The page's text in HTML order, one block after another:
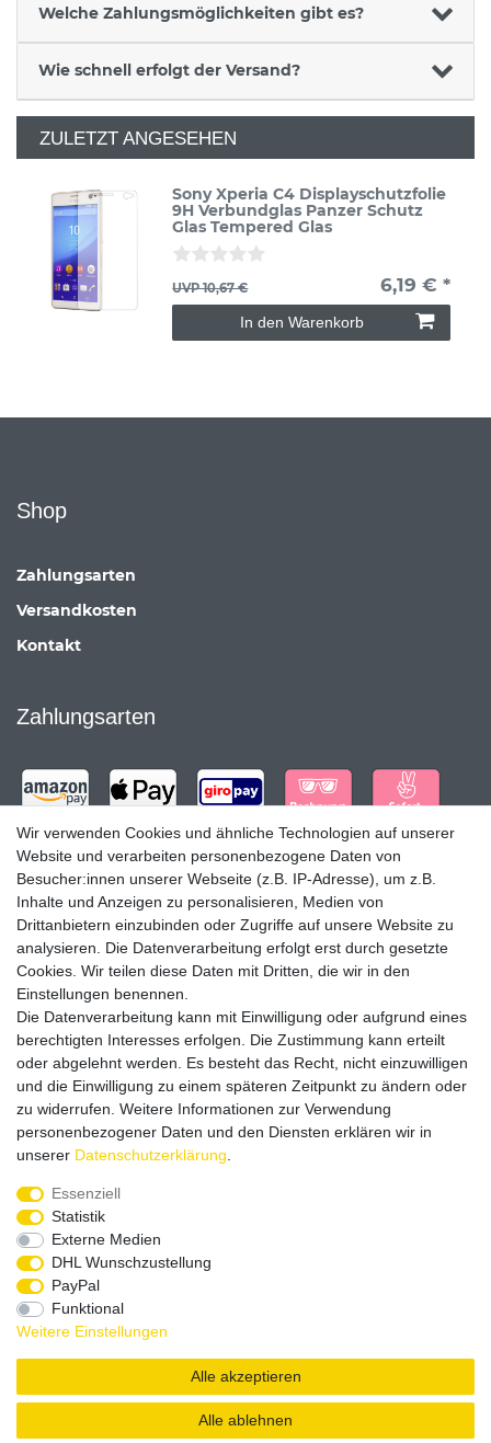
Welche Zahlungsmöglichkeiten gibt es?
Wie schnell erfolgt der Versand?
ZULETZT ANGESEHEN
Sony Xperia C4 Displayschutzfolie
9H Verbundglas Panzer Schutz
Glas Tempered Glas
UVP 10,67 € 6,19 € *
In den Warenkorb
Shop
Zahlungsarten
Versandkosten
Kontakt
Zahlungsarten
Versandpartner
Service & Kontakt
Rufen Sie uns an unter:
0375 - 21459172
Widerrufsrecht
Impressum
Copyright by König Design
DESIGNED BYKS-COMMERCE
Wir verwenden Cookies und ähnliche Technologien auf unserer
Website und verarbeiten personenbezogene Daten von
Besucher:innen unserer Webseite (z.B. IP-Adresse), um z.B.
Inhalte und Anzeigen zu personalisieren, Medien von
Drittanbietern einzubinden oder Zugriffe auf unsere Website zu
analysieren. Die Datenverarbeitung erfolgt erst durch gesetzte
Cookies. Wir teilen diese Daten mit Dritten, die wir in den
Einstellungen benennen.
Die Datenverarbeitung kann mit Einwilligung oder aufgrund eines
berechtigten Interesses erfolgen. Die Zustimmung kann erteilt
oder abgelehnt werden. Es besteht das Recht, nicht einzuwilligen
und die Einwilligung zu einem späteren Zeitpunkt zu ändern oder
zu widerrufen. Weitere Informationen zur Verwendung
personenbezogener Daten und den Diensten erklären wir in
unserer Daten­schutz­erklärung
Essenziell
Statistik
Externe Medien
DHL Wunschzustellung
PayPal
Funktional
Weitere Einstellungen
Alle akzeptieren
Alle ablehnen